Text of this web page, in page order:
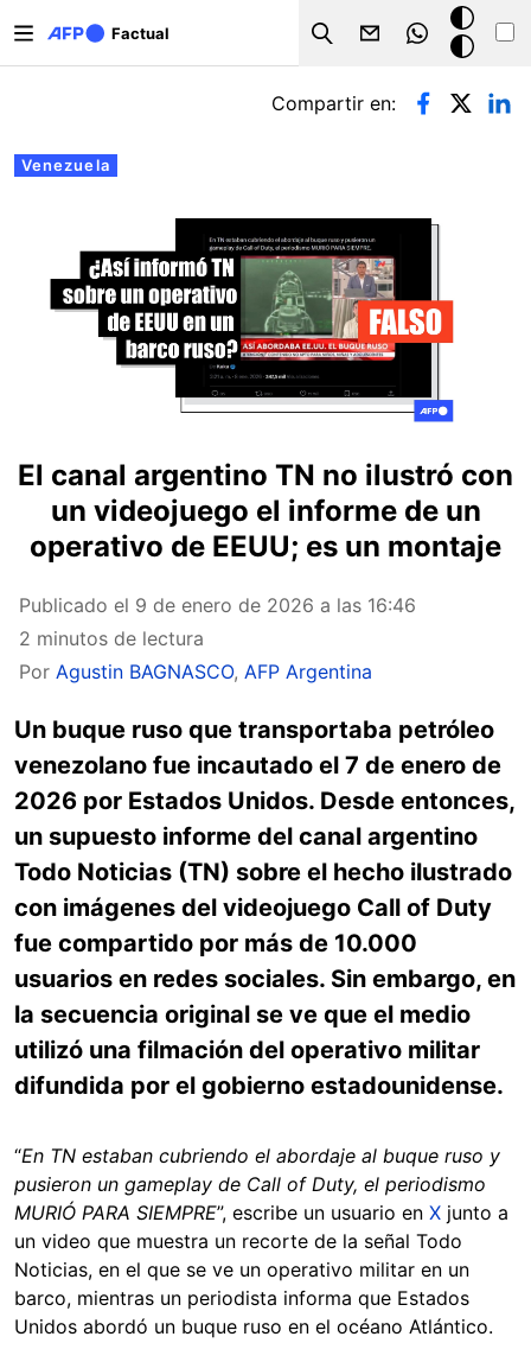
Factual
Search
Modo
oscuro
Solapas principales
Venezuela
Compartir en:
El canal argentino TN no ilustró con
un videojuego el informe de un
operativo de EEUU; es un montaje
Publicado el 9 de enero de 2026 a las 16:46
2 minutos de lectura
Por Agustin BAGNASCO, AFP Argentina
Un buque ruso que transportaba petróleo
venezolano fue incautado el 7 de enero de
2026 por Estados Unidos. Desde entonces,
un supuesto informe del canal argentino
Todo Noticias (TN) sobre el hecho ilustrado
con imágenes del videojuego Call of Duty
fue compartido por más de 10.000
usuarios en redes sociales. Sin embargo, en
la secuencia original se ve que el medio
utilizó una filmación del operativo militar
difundida por el gobierno estadounidense.
“En TN estaban cubriendo el abordaje al buque ruso y
pusieron un gameplay de Call of Duty, el periodismo
MURIÓ PARA SIEMPRE”, escribe un usuario en X junto a
un video que muestra un recorte de la señal Todo
Noticias, en el que se ve un operativo militar en un
barco, mientras un periodista informa que Estados
Unidos abordó un buque ruso en el océano Atlántico.